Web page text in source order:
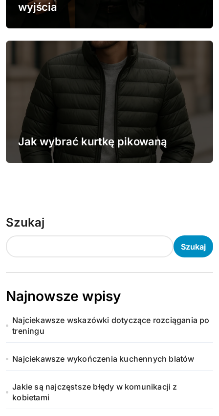
wyjścia
Jak wybrać kurtkę pikowaną
Szukaj
Szukaj
Najnowsze wpisy
Najciekawsze wskazówki dotyczące rozciągania po
treningu
Najciekawsze wykończenia kuchennych blatów
Jakie są najczęstsze błędy w komunikacji z
kobietami